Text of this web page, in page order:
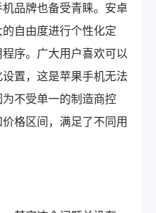
品牌也备受青睐。安卓
自由度进行个性化定
序。广大用户喜欢可以
置，这是苹果手机无法
不受单一的制造商控
格区间，满足了不同用